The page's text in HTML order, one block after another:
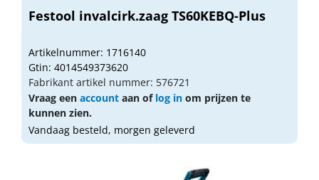
Festool invalcirk.zaag TS60KEBQ-Plus
Artikelnummer: 1716140
Gtin: 4014549373620
Fabrikant artikel nummer: 576721
Vraag een account aan of log in om prijzen te
kunnen zien.
Vandaag besteld, morgen geleverd